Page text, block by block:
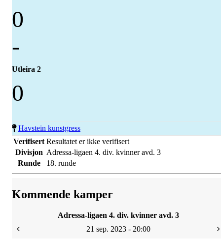
0
-
Utleira 2
0
Havstein kunstgress
Verifisert Resultatet er ikke verifisert
Divisjon Adressa-ligaen 4. div. kvinner avd. 3
Runde
18. runde
Kommende kamper
Adressa-ligaen 4. div. kvinner avd. 3
21 sep. 2023 - 20:00